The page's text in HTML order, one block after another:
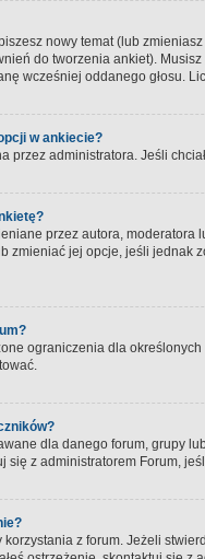
nowy temat (lub
do tworzenia ankiet).
wcześniej oddanego głosu.
w ankiecie?
przez administratora. Jeśli
przez autora,
zmieniać jej opcje, jeśli jednak
ograniczenia dla
dla danego forum, grupy
się z administratorem Forum,
z forum. Jeżeli